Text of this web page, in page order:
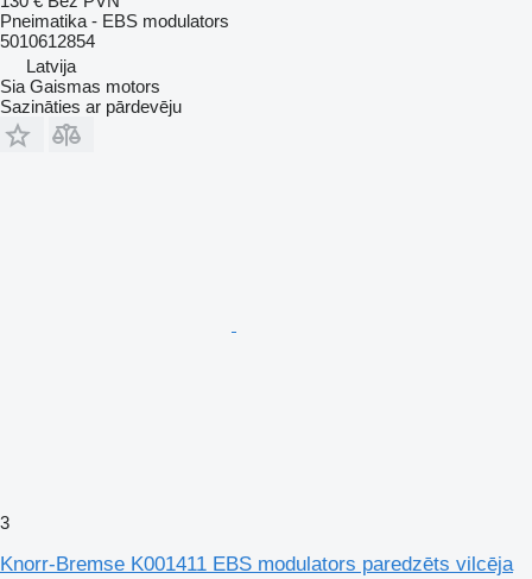
Pneimatika - EBS modulators
5010612854
Latvija
Sia Gaismas motors
Sazināties ar pārdevēju
3
Knorr-Bremse K001411 EBS modulators paredzēts vilcēja